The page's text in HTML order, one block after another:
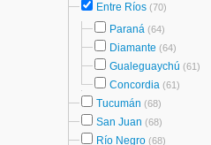
Entre Ríos (70)
Paraná (64)
Diamante (64)
Gualeguaychú (61)
Concordia (61)
Tucumán (68)
San Juan (68)
Río Negro (68)